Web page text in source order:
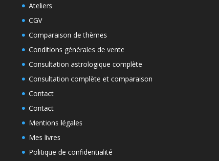
Ateliers
CGV
Comparaison de thèmes
Conditions générales de vente
Consultation astrologique complète
Consultation complète et comparaison
Contact
Contact
Mentions légales
Mes livres
Politique de confidentialité